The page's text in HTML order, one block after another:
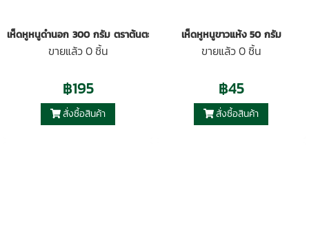
เห็ดหูหนูดำนอก 300 กรัม ตราต้นตะวัน
ขายแล้ว 0 ชิ้น
฿195
สั่งซื้อสินค้า
เห็ดหูหนูขาวแห้ง 50 กรัม
ขายแล้ว 0 ชิ้น
฿45
สั่งซื้อสินค้า